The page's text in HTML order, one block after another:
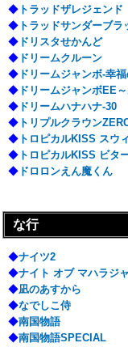
◆ トラッドザレジェンド
◆ トラッドサンダーブラ
◆ ドリスタせかんど
◆ ドリームクルーン
◆ ドリームジャンボ-幸
◆ ドリームジャンボEE
◆ ドリームハナハナ-30
◆ トリプルクラウン
◆ トロピカルKISS スウ
◆ トロピカルKISS ビタ
◆ ドロロンえん魔くん
な行
◆ナイツ2
◆ナイト オブ マハラジャ
◆凪のあすから
◆なでしこ侍
◆南国物語
◆南国物語SPECIAL